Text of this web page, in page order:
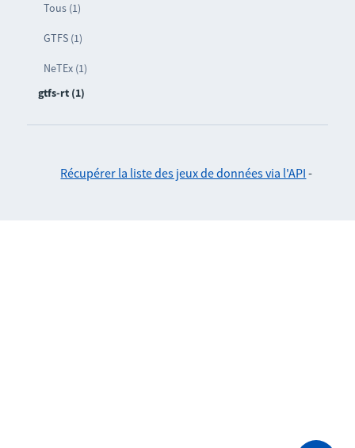
Tous (1)
GTFS (1)
NeTEx (1)
gtfs-rt (1)
Récupérer la liste des jeux de données via l'API -